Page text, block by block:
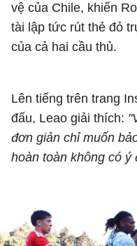
vệ của Chile, khiến
tài lập tức rút thẻ đỏ
của cả hai cầu thủ.
Lên tiếng trên trang
đấu, Leao giải thích:
đơn giản chỉ muốn
hoàn toàn không có ý